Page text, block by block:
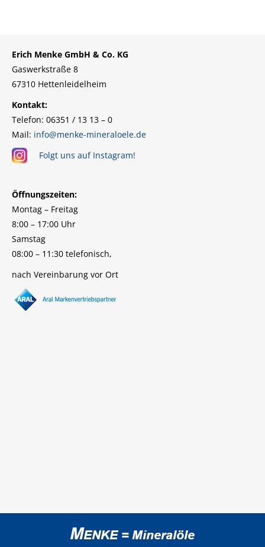
Erich Menke GmbH & Co. KG
Gaswerkstraße 8
67310 Hettenleidelheim
Kontakt:
Telefon: 06351 / 13 13 – 0
Mail: info@menke-mineraloele.de
Folgt uns auf Instagram!
Öffnungszeiten:
Montag – Freitag
8:00 – 17:00 Uhr
Samstag
08:00 – 11:30 telefonisch,
nach Vereinbarung vor Ort